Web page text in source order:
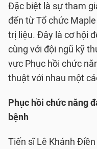
Đặc biệt là sự tham
đến từ Tổ chức
trị liệu. Đây là cơ hội
cùng với đội ngũ kỹ
vực Phục hồi chức
thuật với nhau một
Phục hồi chức năng
bệnh
Tiến sĩ Lê Khánh